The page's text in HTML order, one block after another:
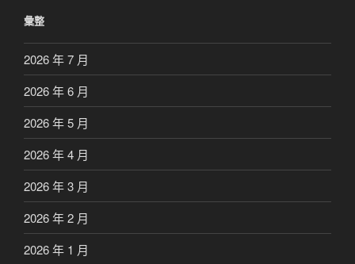
彙整
2026 年 7 月
2026 年 6 月
2026 年 5 月
2026 年 4 月
2026 年 3 月
2026 年 2 月
2026 年 1 月